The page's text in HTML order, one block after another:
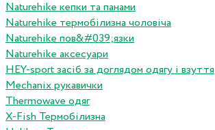
Naturehike кепки та панами
Naturehike термобілизна чоловіча
Naturehike пов&#039;язки
Naturehike аксесуари
HEY-sport засіб за доглядом одягу і взуття
Mechanix рукавички
Thermowave одяг
X-Fish Термобілизна